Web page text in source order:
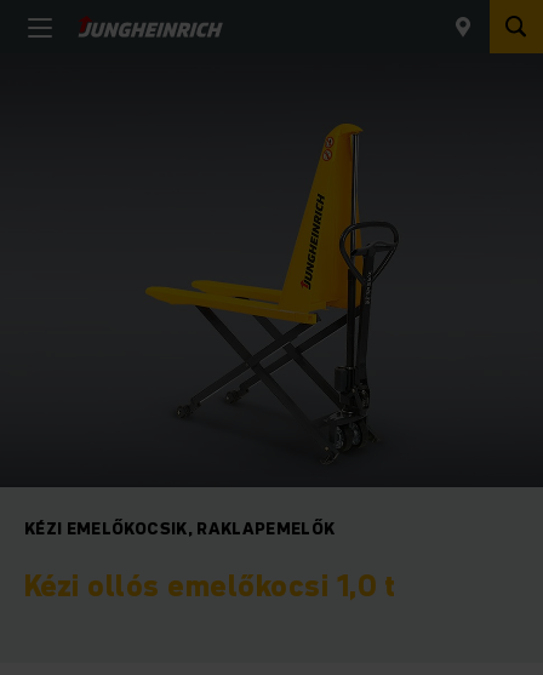
KÉZI EMELŐKOCSIK, RAKLAPEMELŐK
Kézi ollós emelőkocsi 1,0 t